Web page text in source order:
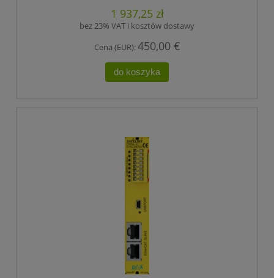
1 937,25 zł
bez 23% VAT i kosztów dostawy
Cena (EUR):450,00 €
do koszyka